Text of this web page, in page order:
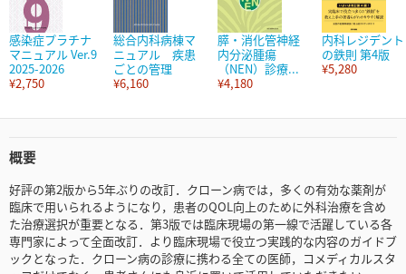
感染症プラチナ
マニュアル Ver.9
2025-2026
¥2,750
総合内科病棟マ
ニュアル 疾患
ごとの管理
¥6,160
膵・消化管神経
内分泌腫瘍
（NEN）診療...
¥4,180
内科レジデント
の鉄則 第4版
¥5,280
概要
好評の第2版から5年ぶりの改訂．クローン病では，多くの有効な薬剤が
臨床で用いられるようになり，患者のQOL向上のために外科治療を含め
た治療選択が重要となる．第3版では臨床現場の第一線で活躍している各
専門家によって全面改訂．より臨床現場で役立つ実践的な内容のガイドブ
ックとなった．クローン病の診療に携わる全ての医師，コメディカルスタ